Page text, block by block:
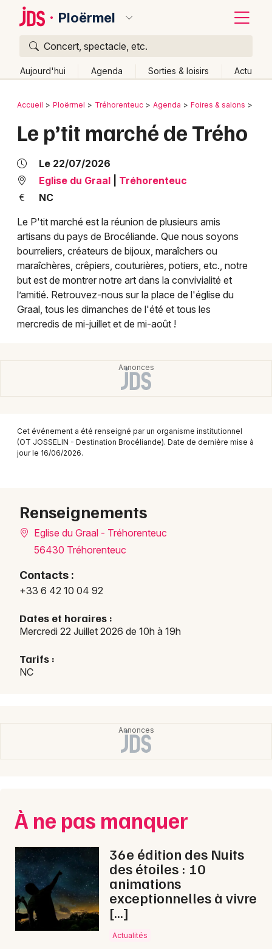
Ploërmel
Concert, spectacle, etc.
Aujourd'hui Agenda Sorties & loisirs Actu
Publier un événement
Grands événements
Manifestations
Foires & salons
Spectacles
Concerts
Expos
Marchés en Bretagne
Artistes en tournée
Actus à Ploërmel
56 - Morbihan
Choisir mes départements
Mon email
Je m'abonne
Bordeaux
Lille
Lyon
Marseille
Mulhouse
Montpellier
Nantes
Nice
Toutes les villes
Retour
Accueil Ploërmel Tréhorenteuc Agenda Foires & salons
Le p’tit marché de Trého
Le 22/07/2026
Eglise du Graal
Tréhorenteuc
NC
Le P'tit marché est la réunion de plusieurs amis
artisans du pays de Brocéliande. Que nous soyons
bourreliers, créateurs de bijoux, maraîchers ou
maraîchères, crêpiers, couturières, potiers, etc., notre
but est de montrer notre art dans la convivialité et
l’amitié. Retrouvez-nous sur la place de l'église du
Graal, tous les dimanches de l'été et tous les
mercredis de mi-juillet et de mi-août !
Cet événement a été renseigné par un organisme institutionnel
(OT JOSSELIN - Destination Brocéliande). Date de dernière mise à
jour le 16/06/2026.
Renseignements
Eglise du Graal - Tréhorenteuc
56430 Tréhorenteuc
Contacts :
+33 6 42 10 04 92
Dates et horaires :
Mercredi 22 Juillet 2026 de 10h à 19h
Tarifs :
NC
À ne pas manquer
36e édition des Nuits
des étoiles : 10
animations
exceptionnelles à vivre
[…]
Actualités
Quoi ?
Où ?
Partout
Près de moi Changer de lieu
Quand ?
Aujourd'hui
Demain Ce week-end Autre